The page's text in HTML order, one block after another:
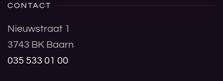
CONTACT
Nieuwstraat 1
3743 BK Baarn
035 533 01 00